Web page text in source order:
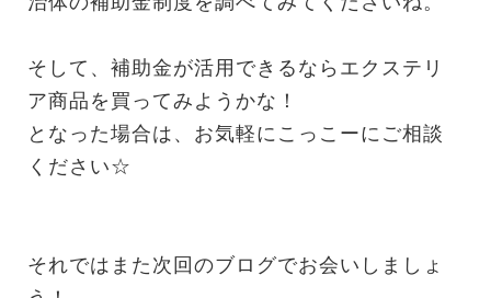
そして、補助金が活用できるならエクステリ
ア商品を買ってみようかな！
となった場合は、お気軽にこっこーにご相談
ください☆
それではまた次回のブログでお会いしましょ